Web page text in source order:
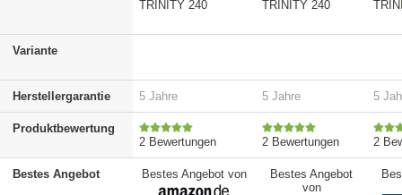
TRINITY 240
TRINITY 240
Variante
Herstellergarantie 5 Jahre 5 Jahre 5
Produktbewertung
2 Bewertungen
2 Bewertungen 2
Bestes Angebot Bestes Angebot von
Bestes Angebot
von